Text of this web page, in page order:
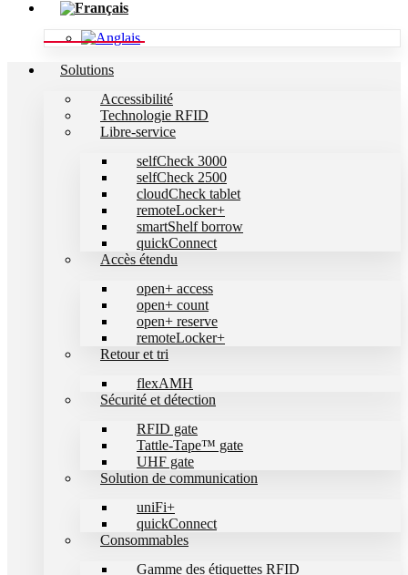
Solutions
Accessibilité
Technologie RFID
Libre-service
selfCheck 3000
selfCheck 2500
cloudCheck tablet
remoteLocker+
smartShelf borrow
quickConnect
Accès étendu
open+ access
open+ count
open+ reserve
remoteLocker+
Retour et tri
flexAMH
Sécurité et détection
RFID gate
Tattle-Tape™ gate
UHF gate
Solution de communication
uniFi+
quickConnect
Consommables
Gamme des étiquettes RFID